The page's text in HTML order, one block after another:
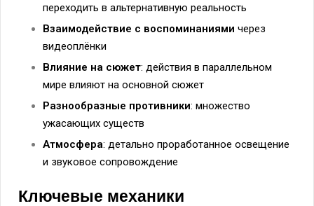
переходить в альтернативную реальность
Взаимодействие с воспоминаниями через
видеоплёнки
Влияние на сюжет: действия в параллельном
мире влияют на основной сюжет
Разнообразные противники: множество
ужасающих существ
Атмосфера: детально проработанное освещение
и звуковое сопровождение
Ключевые механики